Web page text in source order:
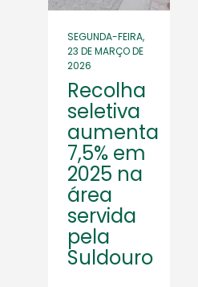
SEGUNDA-FEIRA,
23 DE MARÇO DE
2026
Recolha
seletiva
aumenta
7,5% em
2025 na
área
servida
pela
Suldouro